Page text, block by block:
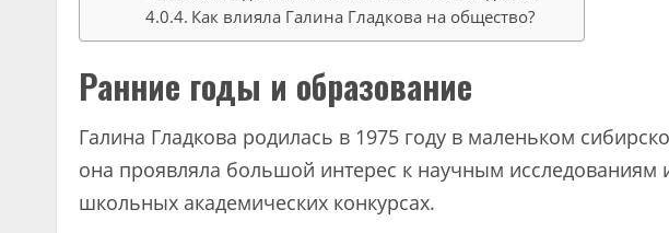
Как влияла Галина Гладкова на общество?
Ранние годы и образование
Галина Гладкова родилась в 1975 году в маленьком
она проявляла большой интерес к научным исследованиям
школьных академических конкурсах.